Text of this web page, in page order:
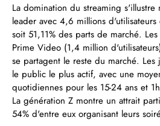
La domination du streaming
leader avec 4,6 millions
soit 51,11% des parts de marché.
Prime Video (1,4 million
se partagent le reste du marché. Les
le public le plus actif, avec une
quotidiennes pour les 15-24 ans et
La génération Z montre un attrait
54% d'entre eux organisant leurs